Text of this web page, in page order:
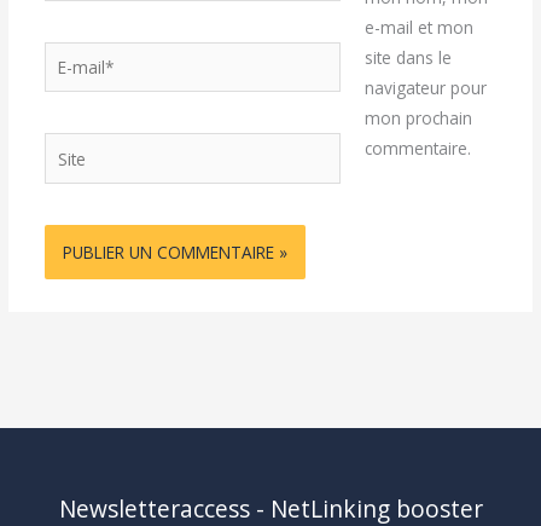
mail*
e-mail et mon
site dans le
navigateur pour
mon prochain
commentaire.
Newsletteraccess - NetLinking booster